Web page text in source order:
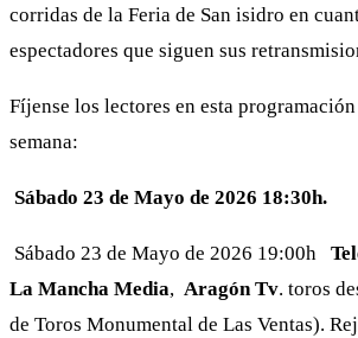
corridas de la Feria de San isidro en
espectadores que siguen sus
Fíjense los lectores en esta
semana:
Sábado 23 de Mayo de 2026 ️18:30h.
Sábado 23 de Mayo de 2026 ️19:00h
La Mancha Media, Aragón Tv. toros
de Toros Monumental de Las Ventas).